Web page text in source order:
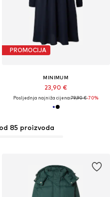
85 proizvoda
PROMOCIJA
MINIMUM
23,90 €
Posljednja najniža cijena:79,90 €-70%